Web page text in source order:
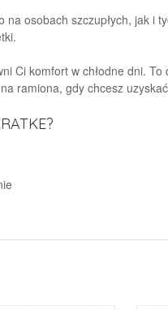
osobach szczupłych, jak
Ci komfort w chłodne dni.
ramiona, gdy chcesz